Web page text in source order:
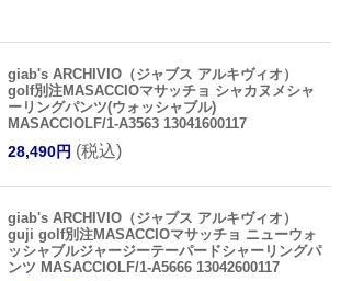
おすすめアイテム
ITEM